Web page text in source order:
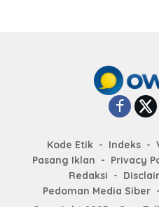
Kode Etik Indeks
Pasang Iklan
Privacy
Redaksi
Pedoman Media Siber